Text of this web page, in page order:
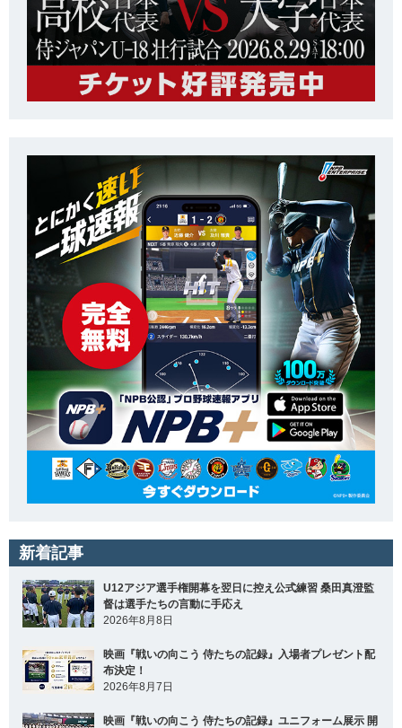
新着記事
U12アジア選手権開幕を翌日に控え公式練習 桑田真澄監
督は選手たちの言動に手応え
2026年8月8日
映画『戦いの向こう 侍たちの記録』入場者プレゼント配
布決定！
2026年8月7日
映画『戦いの向こう 侍たちの記録』ユニフォーム展示 開